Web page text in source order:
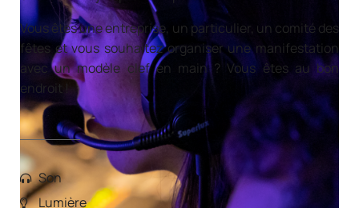
Vous êtes une entreprise, un particulier, un comité des
fêtes et vous souhaitez organiser une manifestation
avec un modèle clef en main ? Vous êtes au bon
endroit !
Son
Lumière